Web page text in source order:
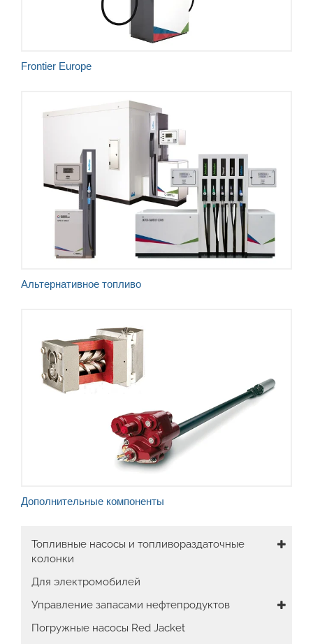
Frontier Europe
Альтернативное топливо
CNG
AdBlue
E85 and bio-diesel
Дополнительные компоненты
Main
navigation
Топливные насосы и топливораздаточные
колонки
Для электромобилей
Управление запасами нефтепродуктов
Погружные насосы Red Jacket